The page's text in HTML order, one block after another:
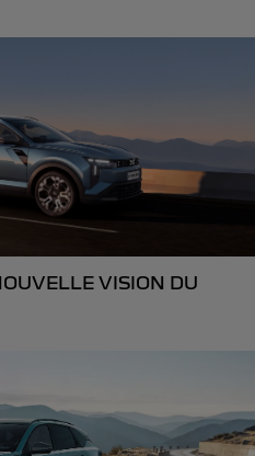
VISION DU